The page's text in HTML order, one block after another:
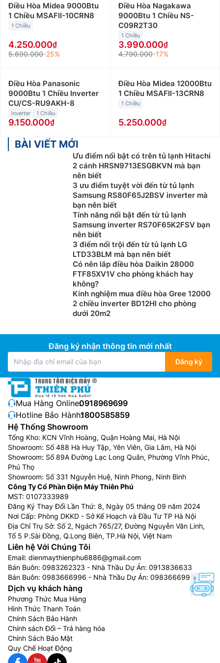
Điều Hòa Midea 9000Btu
1 Chiều MSAFII-10CRN8
1 Chiều
4.250.000
5.690.000-25%
Điều Hòa Nagakawa
9000Btu 1 Chiều NS-
C09R2T30
1 Chiều
3.990.000
4.790.000-17%
Điều Hòa Panasonic
9000Btu 1 Chiều Inverter
CU/CS-RU9AKH-8
Inverter 1 Chiều
9.150.000
Điều Hòa Midea 12000Btu
1 Chiều MSAFII-13CRN8
1 Chiều
5.250.000
BÀI VIẾT MỚI
Ưu điểm nổi bật có trên tủ lạnh Hitachi
2 cánh HRSN9713ESGBKVN mà bạn
nên biết
3 ưu điểm tuyệt vời đến từ tủ lạnh
Samsung RS80F65J2BSV inverter mà
bạn nên biết
Tính năng nổi bật đến từ tủ lạnh
Samsung inverter RS70F65K2FSV bạn
nên biết
3 điểm nổi trội đến từ tủ lạnh LG
LTD33BLM mà bạn nên biết
Có nên lắp điều hòa Daikin 28000
FTF85XV1V cho phòng khách hay
không?
Kinh nghiệm mua điều hòa Gree 12000
2 chiều inverter BD12HI cho phòng
dưới 20m2
Đăng ký nhận thông tin mới nhất
Đăng ký
Mua Hàng Online:0918969699
Hotline Bảo Hành:1800585859
Hệ Thống Showroom
Tổng Kho: KCN Vĩnh Hoàng, Quận Hoàng Mai, Hà Nội
Showroom: Số 488 Hà Huy Tập, Yên Viên, Gia Lâm, Hà Nội
Showroom: Số 89A Đường Lạc Long Quân, Phường Vĩnh Phúc,
Phú Thọ
Showroom: Số 331 Nguyễn Huệ, Ninh Phong, Ninh Bình
Công Ty Cổ Phần Điện Máy Thiên Phú
MST: 0107333989
Đăng Ký Thay Đổi Lần Thứ: 8, Ngày 05 tháng 09 năm 2024
Nơi Cấp: Phòng DKKD - Sở Kế Hoạch và Đầu Tư TP Hà Nội
Địa Chỉ Trụ Sở: Số 2, Ngách 765/27, Đường Nguyễn Văn Linh,
Tổ 5 P.Sài Đồng, Q.Long Biên, TP.Hà Nội, Việt Nam
Liên hệ Với Chúng Tôi
Email: dienmaythienphu6886@gmail.com
Bán Buôn: 0983262323 - Nhà Thầu Dự Án: 0913836633
Bán Buôn: 0983666996 - Nhà Thầu Dự Án: 0983666996
Dịch vụ khách hàng
Phương Thức Mua Hàng
Hình Thức Thanh Toán
Chính Sách Bảo Hành
Chính sách Đổi – Trả hàng hóa
Chính Sách Bảo Mật
Quy Chế Hoạt Động